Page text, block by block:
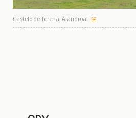
Castelo de Terena, Alandroal